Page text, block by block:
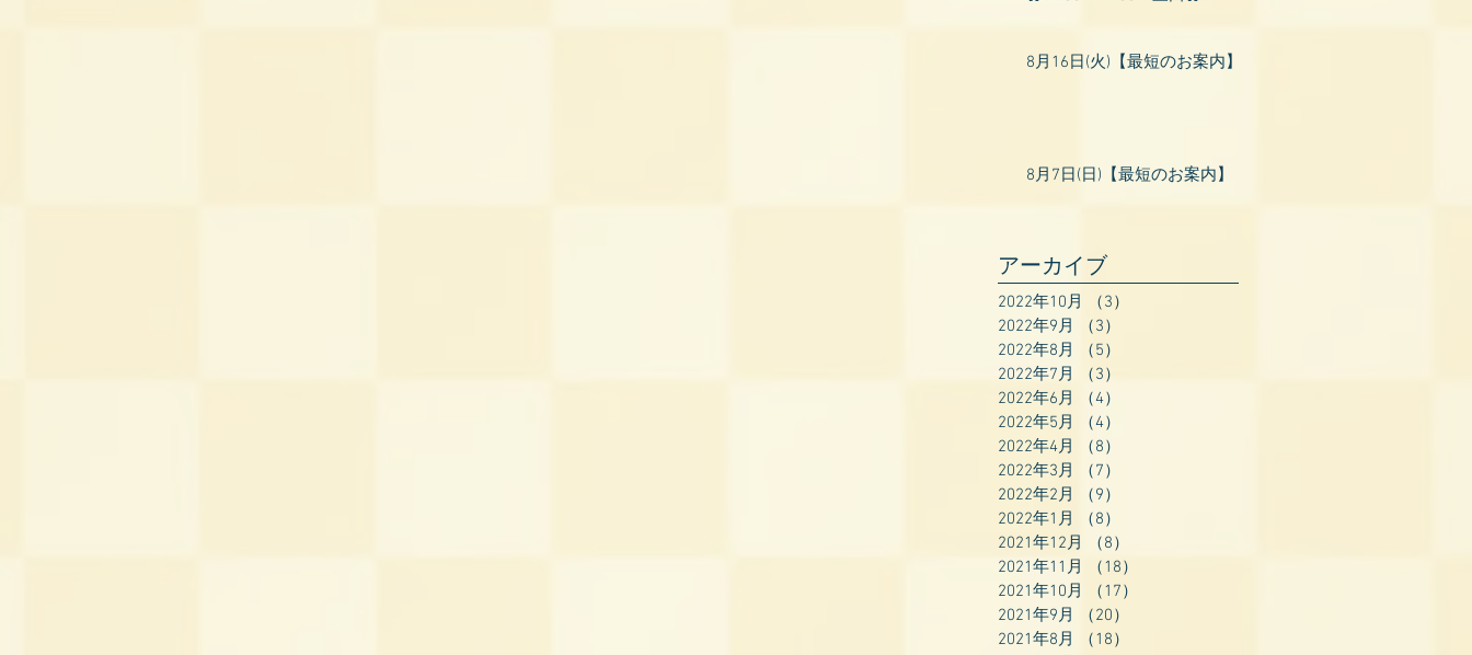
8月16日(火)【最短のお案内】
8月7日(日)【最短のお案内】
アーカイブ
2022年10月 （3）
2022年9月
（3）
2022年8月
（5）
2022年7月
（3）
2022年6月
（4）
2022年5月
（4）
2022年4月
（8）
2022年3月
（7）
2022年2月
（9）
2022年1月
（8）
2021年12月
（8）
2021年11月
（18）
2021年10月
（17）
2021年9月
（20）
2021年8月
（18）